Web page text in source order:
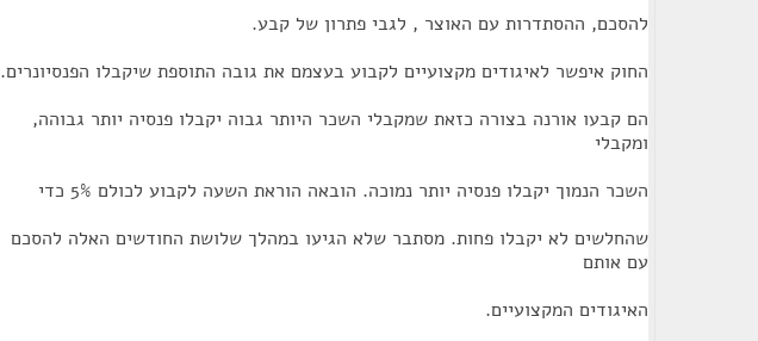
להסכם, ההסתדרות עם האוצר , לגבי פתרון של קבע.
החוק איפשר לאיגודים מקצועיים לקבוע בעצמם את גובה התוספת שיקבלו הפנסיונרים.
הם קבעו אורנה בצורה כזאת שמקבלי השכר היותר גבוה יקבלו פנסיה יותר גבוהה,
ומקבלי
השכר הנמוך יקבלו פנסיה יותר נמוכה. הובאה הוראת השעה לקבוע לכולם 5% כדי
שהחלשים לא יקבלו פחות. מסתבר שלא הגיעו במהלך שלושת החודשים האלה להסכם
עם אותם
האיגודים המקצועיים.